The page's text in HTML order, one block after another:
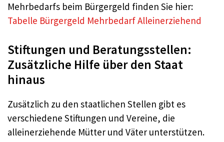
Mehrbedarfs beim Bürgergeld finden Sie hier:
Tabelle Bürgergeld Mehrbedarf Alleinerziehend
Stiftungen und Beratungsstellen:
Zusätzliche Hilfe über den Staat
hinaus
Zusätzlich zu den staatlichen Stellen gibt es
verschiedene Stiftungen und Vereine, die
alleinerziehende Mütter und Väter unterstützen.